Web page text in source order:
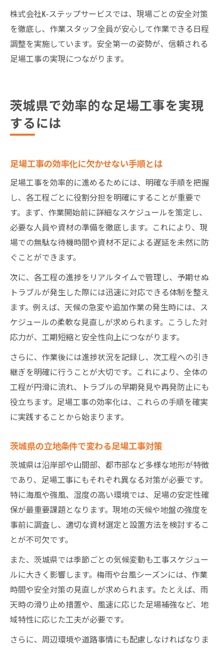
株式会社K-ステップサービスでは、現場ごとの安全対策
を徹底し、作業スタッフ全員が安心して作業できる日程
調整を実施しています。安全第一の姿勢が、信頼される
足場工事の実現につながります。
茨城県で効率的な足場工事を実現
するには
足場工事の効率化に欠かせない手順とは
足場工事を効率的に進めるためには、明確な手順を把握
し、各工程ごとに役割分担を明確にすることが重要で
す。まず、作業開始前に詳細なスケジュールを策定し、
必要な人員や資材の準備を徹底します。これにより、現
場での無駄な待機時間や資材不足による遅延を未然に防
ぐことができます。
次に、各工程の進捗をリアルタイムで管理し、予期せぬ
トラブルが発生した際には迅速に対応できる体制を整え
ます。例えば、天候の急変や追加作業の発生時には、ス
ケジュールの柔軟な見直しが求められます。こうした対
応力が、工期短縮と安全性向上につながります。
さらに、作業後には進捗状況を記録し、次工程への引き
継ぎを明確に行うことが大切です。これにより、全体の
工程が円滑に流れ、トラブルの早期発見や再発防止にも
役立ちます。足場工事の効率化は、これらの手順を確実
に実践することから始まります。
茨城県の立地条件で変わる足場工事対策
茨城県は沿岸部や山間部、都市部など多様な地形が特徴
であり、足場工事にもそれぞれ異なる対策が必要です。
特に海風や強風、湿度の高い環境では、足場の安定性確
保が最重要課題となります。現地の天候や地盤の強度を
事前に調査し、適切な資材選定と設置方法を検討するこ
とが不可欠です。
また、茨城県では季節ごとの気候変動も工事スケジュー
ルに大きく影響します。梅雨や台風シーズンには、作業
時間や安全対策の見直しが求められます。たとえば、雨
天時の滑り止め措置や、風速に応じた足場補強など、地
域特性に応じた工夫が必要です。
さらに、周辺環境や道路事情にも配慮しなければなりま